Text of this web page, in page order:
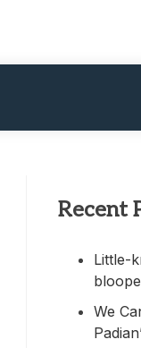
Recent
Little-
We